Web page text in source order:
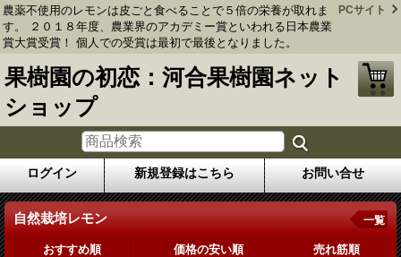
農薬不使用のレモンは皮ごと食べることで５倍の栄養が取れま
す。 ２０１８年度、農業界のアカデミー賞といわれる日本農業
賞大賞受賞！ 個人での受賞は最初で最後となりました。
PCサイト
果樹園の初恋：河合果樹園ネット
ショップ
ログイン 新規登録はこちら お問い合せ
自然栽培レモン 一覧
おすすめ順 価格の安い順 売れ筋順